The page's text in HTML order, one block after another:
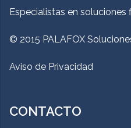
Especialistas en soluciones
© 2015 PALAFOX
Aviso de Privacidad
CONTACTO